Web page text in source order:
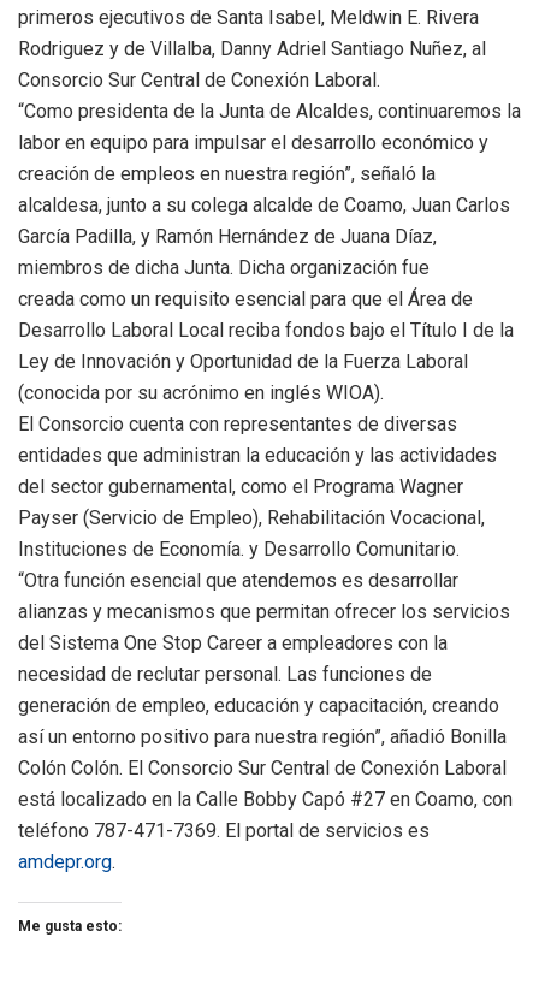
primeros ejecutivos de Santa Isabel, Meldwin E. Rivera
Rodriguez y de Villalba, Danny Adriel Santiago Nuñez, al
Consorcio Sur Central de Conexión Laboral.
“Como presidenta de la Junta de Alcaldes, continuaremos la
labor en equipo para impulsar el desarrollo económico y
creación de empleos en nuestra región”, señaló la
alcaldesa, junto a su colega alcalde de Coamo, Juan Carlos
García Padilla, y Ramón Hernández de Juana Díaz,
miembros de dicha Junta. Dicha organización fue
creada como un requisito esencial para que el Área de
Desarrollo Laboral Local reciba fondos bajo el Título I de la
Ley de Innovación y Oportunidad de la Fuerza Laboral
(conocida por su acrónimo en inglés WIOA).
El Consorcio cuenta con representantes de diversas
entidades que administran la educación y las actividades
del sector gubernamental, como el Programa Wagner
Payser (Servicio de Empleo), Rehabilitación Vocacional,
Instituciones de Economía. y Desarrollo Comunitario.
“Otra función esencial que atendemos es desarrollar
alianzas y mecanismos que permitan ofrecer los servicios
del Sistema One Stop Career a empleadores con la
necesidad de reclutar personal. Las funciones de
generación de empleo, educación y capacitación, creando
así un entorno positivo para nuestra región”, añadió Bonilla
Colón Colón. El Consorcio Sur Central de Conexión Laboral
está localizado en la Calle Bobby Capó #27 en Coamo, con
teléfono 787-471-7369. El portal de servicios es
amdepr.org.
Me gusta esto: